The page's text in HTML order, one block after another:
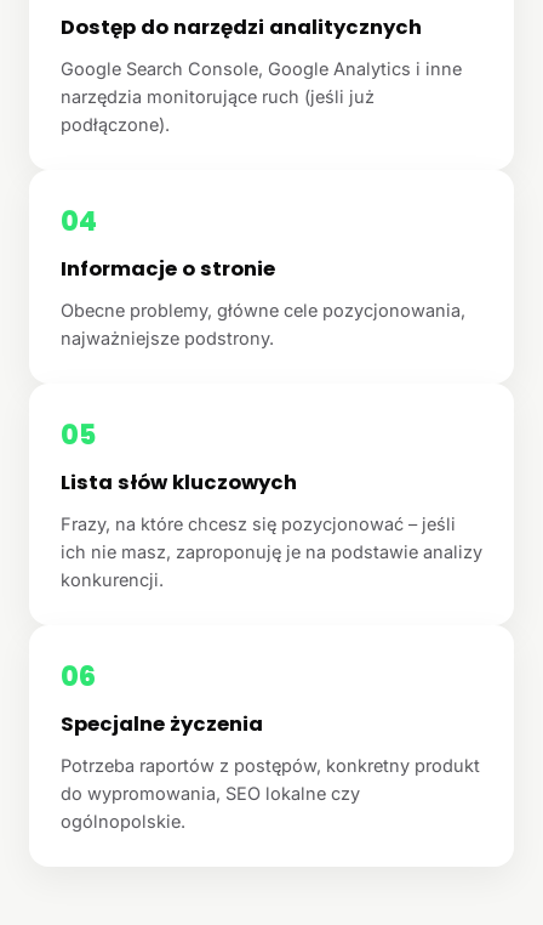
Dostęp do narzędzi analitycznych
Google Search Console, Google Analytics i inne
narzędzia monitorujące ruch (jeśli już
podłączone).
04
Informacje o stronie
Obecne problemy, główne cele pozycjonowania,
najważniejsze podstrony.
05
Lista słów kluczowych
Frazy, na które chcesz się pozycjonować – jeśli
ich nie masz, zaproponuję je na podstawie analizy
konkurencji.
06
Specjalne życzenia
Potrzeba raportów z postępów, konkretny produkt
do wypromowania, SEO lokalne czy
ogólnopolskie.